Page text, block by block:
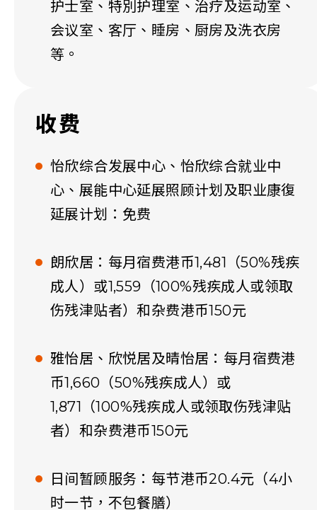
护士室、特別护理室、治疗及运动室、
会议室、客厅、睡房、厨房及洗衣房
等。
收费
怡欣综合发展中心、怡欣综合就业中
心、展能中心延展照顾计划及职业康復
延展计划：免费
朗欣居：每月宿费港币1,481（50%残疾
成人）或1,559（100%残疾成人或领取
伤残津贴者）和杂费港币150元
雅怡居、欣悦居及晴怡居：每月宿费港
币1,660（50%残疾成人）或
1,871（100%残疾成人或领取伤残津贴
者）和杂费港币150元
日间暂顾服务：每节港币20.4元（4小
时一节，不包餐膳）